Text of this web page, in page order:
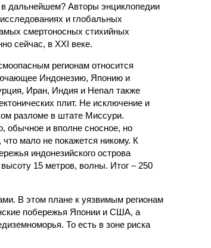
дальнейшем? Авторы энциклопедии
и глобальных
смертоносных стихийных
сейчас, в XXI веке.
регионам относится
Индонезию, Японию и
Иран, Индия и Непал также
плит. Не исключение и
разломе в штате Миссури.
обычное и вполне сносное, но
что мало не покажется никому. К
индонезийского острова
15 метров, волны. Итог – 250
В этом плане к уязвимым регионам
побережья Японии и США, а
То есть в зоне риска